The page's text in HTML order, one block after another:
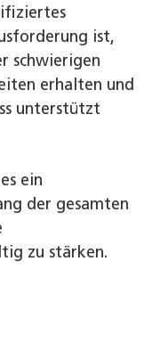
ist,
schwierigen
erhalten und
unterstützt
ein
der gesamten
zu stärken.